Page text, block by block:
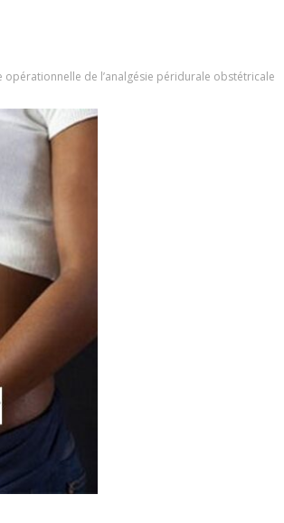
de l’analgésie péridurale obstétricale